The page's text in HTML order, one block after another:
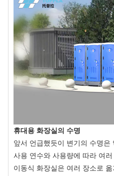
휴대용 화장실의 수명
앞서 언급했듯이 변기의 수명
사용 연수와 사용량에 따라 여
이동식 화장실은 여러 장소로